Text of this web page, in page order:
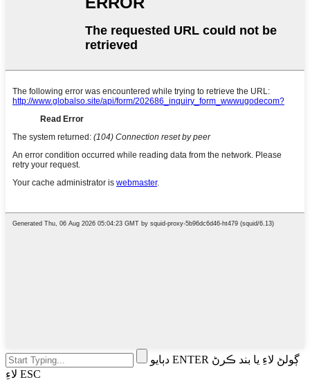
دٻايو ENTER ڳولڻ لاءِ يا بند ڪرڻ
لاءِ ESC